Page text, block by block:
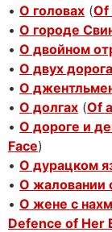
• О головах (Of
• О городе
• О двойном
• О двух
• О
• О долгах (Of
• О дороге и
Face)
• О дурацком
• О жаловании
• О жене с
Defence of Her